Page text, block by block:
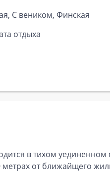
С веником, Финская
отдыха
в тихом уединенном
от ближайщего